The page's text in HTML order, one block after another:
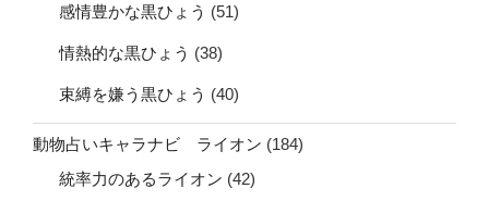
感情豊かな黒ひょう (51)
情熱的な黒ひょう (38)
束縛を嫌う黒ひょう (40)
動物占いキャラナビ ライオン (184)
統率力のあるライオン (42)